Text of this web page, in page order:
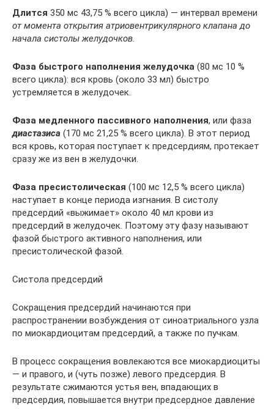
Длится 350 мс 43,75 % всего цикла) — интервал времени
от момента открытия атриовентрикулярного клапана до
начала систолы желудочков.
Фаза быстрого наполнения желудочка (80 мс 10 %
всего цикла): вся кровь (около 33 мл) быстро
устремляется в желудочек.
Фаза медленного пассивного наполнения, или фаза
диастазиса (170 мс 21,25 % всего цикла). В этот период
вся кровь, которая поступает к предсердиям, протекает
сразу же из вен в желудочки.
Фаза пресистолическая (100 мс 12,5 % всего цикла)
наступает в конце периода изгнания. В систолу
предсердий «выжимает» около 40 мл крови из
предсердий в желудочек. Поэтому эту фазу называют
фазой быстрого активного наполнения, или
пресистолической фазой.
Систола предсердий
Сокращения предсердий начинаются при
распространении возбуждения от синоатриального узла
по миокардиоцитам предсердий, а также по пучкам.
В процесс сокращения вовлекаются все миокардиоциты
— и правого, и (чуть позже) левого предсердия. В
результате сжимаются устья вен, впадающих в
предсердия, повышается внутри предсердное давление